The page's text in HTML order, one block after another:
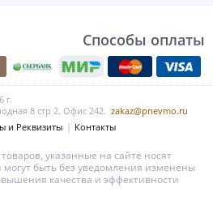
Способы оплаты
г.
8 стр 2. Офис 242. zakaz@pnevmo.ru
и Реквизиты Контакты
указанные на сайте носят
быть без уведомления изменены
качества и эффективности